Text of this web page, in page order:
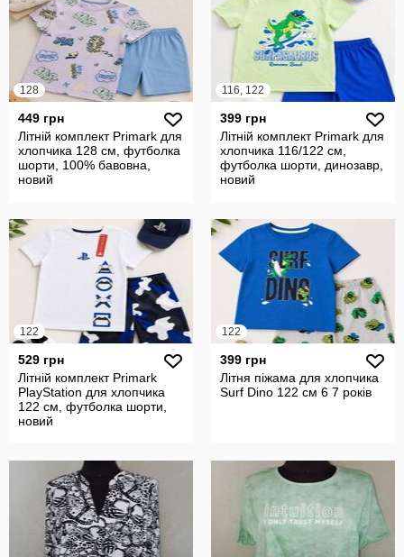
128
449 грн
Літній комплект Primark для
хлопчика 128 см, футболка
шорти, 100% бавовна,
новий
116, 122
399 грн
Літній комплект Primark для
хлопчика 116/122 см,
футболка шорти, динозавр,
новий
122
529 грн
Літній комплект Primark
PlayStation для хлопчика
122 см, футболка шорти,
новий
122
399 грн
Літня піжама для хлопчика
Surf Dino 122 см 6 7 років